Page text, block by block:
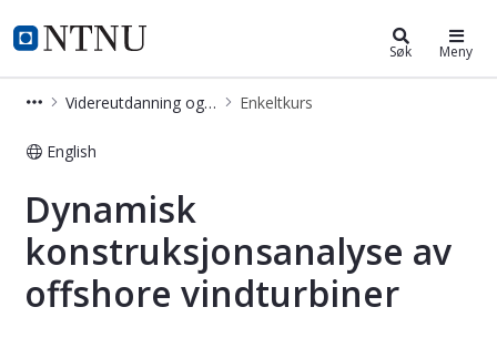
NTNU Hjemmeside
Videreutdanning og deltidsstudier
Søk Meny
Videreutdanning og deltidsstudier Enkeltkurs
English
Dynamisk konstruksjonsanalyse av
Dynamisk
konstruksjonsanalyse av
offshore vindturbiner